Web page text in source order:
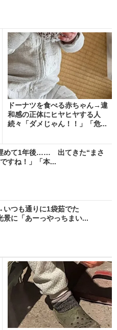
ドーナツを食べる赤ちゃん→違
和感の正体にヒヤヒヤする人
続々「ダメじゃん！！」「危...
めて1年後…… 出てきた“まさ
すね！」「本...
つも通りに1袋茹でた
に「あーっやっちまい...